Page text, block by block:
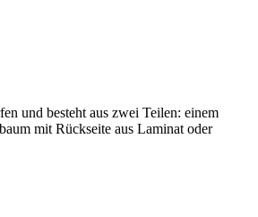
und besteht aus zwei Teilen: einem
mit Rückseite aus Laminat oder